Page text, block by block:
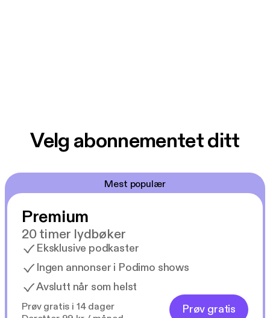
Velg abonnementet ditt
Mest populær
Premium
20 timer lydbøker
Eksklusive podkaster
Ingen annonser i Podimo shows
Avslutt når som helst
Prøv gratis i 14 dager
Prøv gratis